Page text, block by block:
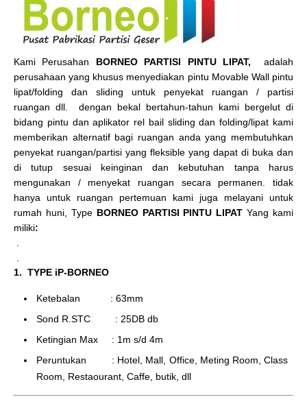
Kami Perusahan BORNEO PARTISI PINTU LIPAT, adalah
perusahaan yang khusus menyediakan pintu Movable Wall pintu
lipat/folding dan sliding untuk penyekat ruangan / partisi
ruangan dll. dengan bekal bertahun-tahun kami bergelut di
bidang pintu dan aplikator rel bail sliding dan folding/lipat kami
memberikan alternatif bagi ruangan anda yang membutuhkan
penyekat ruangan/partisi yang fleksible yang dapat di buka dan
di tutup sesuai keinginan dan kebutuhan tanpa harus
mengunakan / menyekat ruangan secara permanen. tidak
hanya untuk ruangan pertemuan kami juga melayani untuk
rumah huni, Type BORNEO PARTISI PINTU LIPAT Yang kami
miliki:
1. TYPE iP-BORNEO
Ketebalan : 63mm
Sond R.STC : 25DB db
Ketingian Max : 1m s/d 4m
Peruntukan : Hotel, Mall, Office, Meting Room, Class
Room, Restaourant, Caffe, butik, dll